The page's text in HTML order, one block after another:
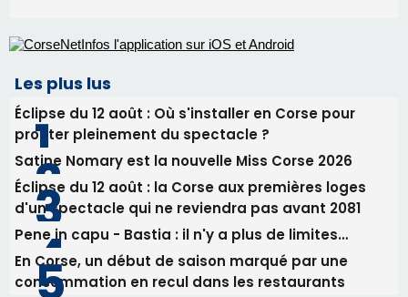
d'un spectacle qui ne reviendra pas avant 2081
En Corse, un début de saison marqué par une
consommation en recul dans les restaurants
Newsletter
Inscrivez-vous à la newsletter de CNI et recevez par
email les infos les plus importantes et une sélection de
nos meilleurs articles